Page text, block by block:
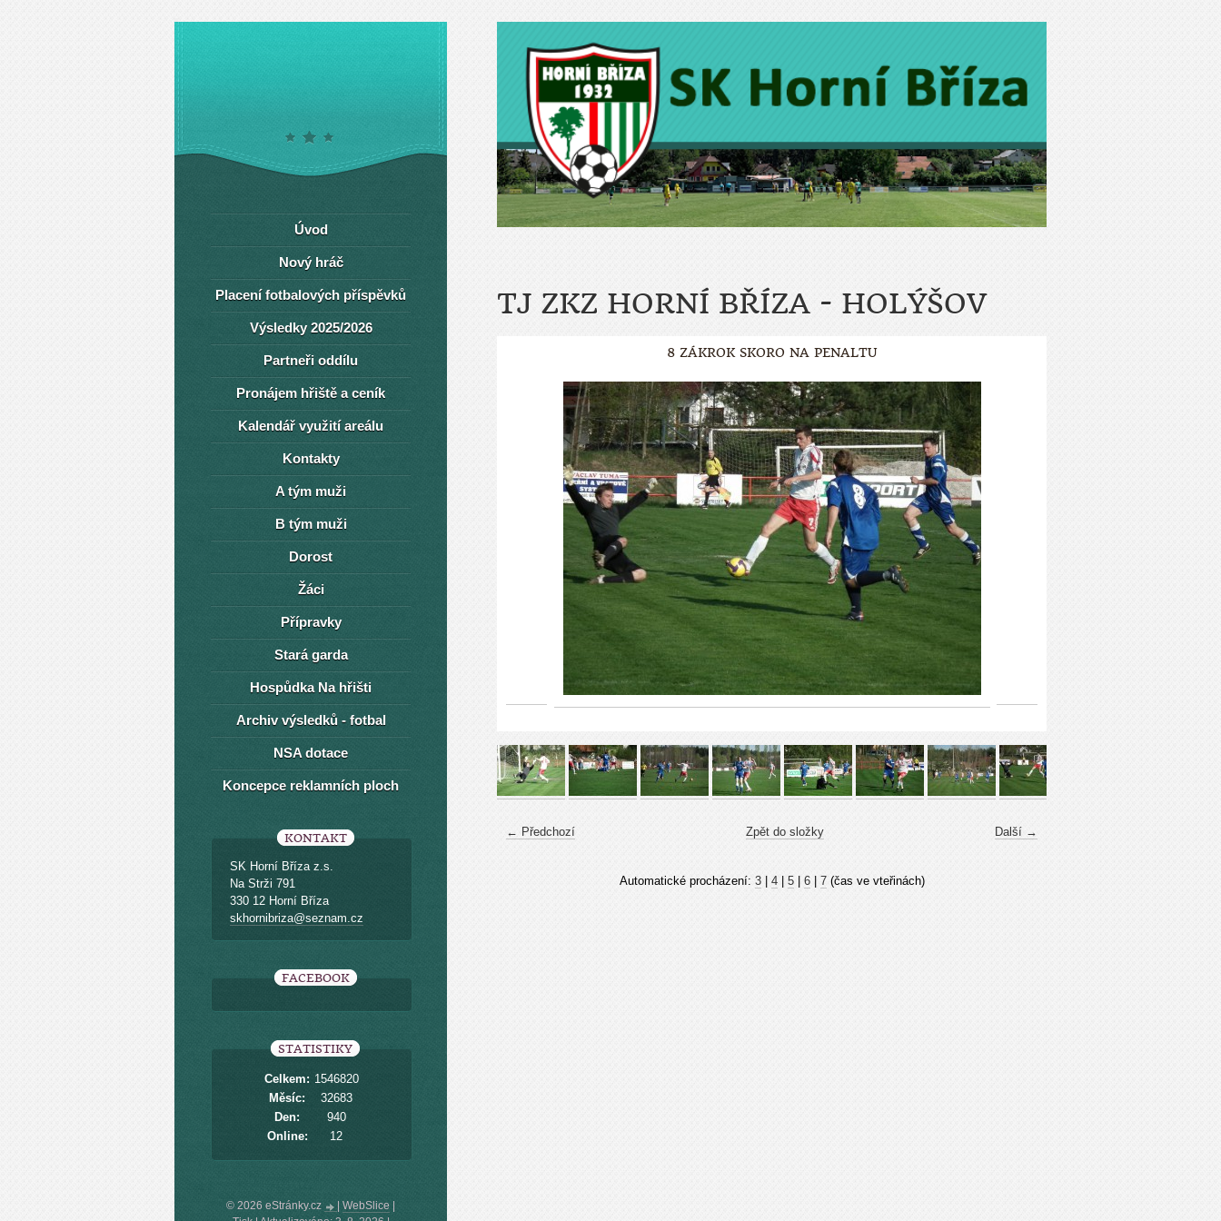
TJ ZKZ HORNÍ BŘÍZA - HOLÝŠOV
8 ZÁKROK SKORO NA PENALTU
← Předchozí Další →
Zpět do složky
Automatické procházení: 3| 4| 5| 6| 7(čas ve vteřinách)
Úvod
Nový hráč
Placení fotbalových příspěvků
Výsledky 2025/2026
Partneři oddílu
Pronájem hřiště a ceník
Kalendář využití areálu
Kontakty
A tým muži
B tým muži
Dorost
Žáci
Přípravky
Stará garda
Hospůdka Na hřišti
Archiv výsledků - fotbal
NSA dotace
Koncepce reklamních ploch
KONTAKT
SK Horní Bříza z.s.
Na Strži 791
330 12 Horní Bříza
skhornibriza@seznam.cz
FACEBOOK
STATISTIKY
Online: 12
Celkem: 1546820
Měsíc:
32683
Den:
940
© 2026 eStránky.cz WebSlice